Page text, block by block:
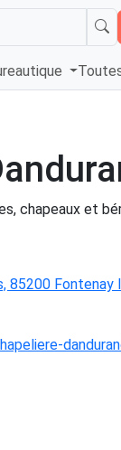
chapeaux et
85200 Fontenay